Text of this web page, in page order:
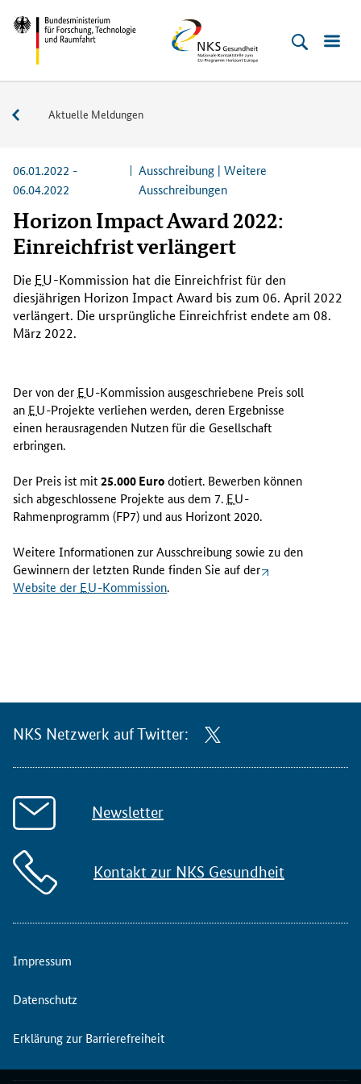
Direkt
zum
Inhalt
(Eingabetaste)
Direkt
zum
Hauptmenu
(Eingabetaste)
Direkt
zur
Suche
(Eingabetaste)
Direkt
zur
Fußleiste
(Enter)
Bundesministerium
und
NKS
Gesundheit
Service
Aktuelle Meldungen
06.01.2022 -
06.04.2022
Ausschreibung | Weitere
Ausschreibungen
Horizon Impact Award 2022:
Einreichfrist verlängert
Die EU-Kommission hat die Einreichfrist für den
diesjährigen Horizon Impact Award bis zum 06. April 2022
verlängert. Die ursprüngliche Einreichfrist endete am 08.
März 2022.
Der von der EU-Kommission ausgeschriebene Preis soll
an EU-Projekte verliehen werden, deren Ergebnisse
einen herausragenden Nutzen für die Gesellschaft
erbringen.
Der Preis ist mit25.000 Eurodotiert. Bewerben können
sich abgeschlossene Projekte aus dem 7. EU-
Rahmenprogramm (FP7) und aus Horizont 2020.
Weitere Informationen zur Ausschreibung sowie zu den
Gewinnern der letzten Runde finden Sie auf der
Website der EU-Kommission.
NKS Netzwerk auf Twitter:
Newsletter
Kontakt zur NKS Gesundheit
Impressum
Datenschutz
Erklärung zur Barrierefreiheit